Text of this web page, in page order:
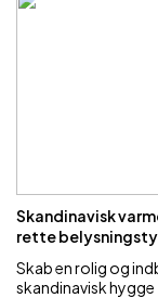
Skandinavisk
rette
Skab en rolig og
skandinavisk hygge